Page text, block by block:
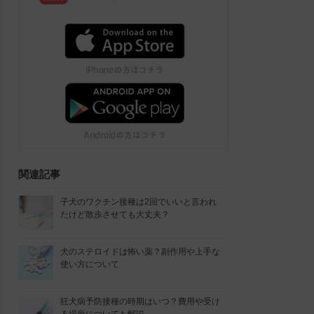
関連記事
子犬のワクチン接種は2回でいいと言われ
たけど散歩させても大丈夫？
犬のステロイドは怖い薬？副作用や上手な
使い方について
狂犬病予防接種の時期はいつ？費用や受け